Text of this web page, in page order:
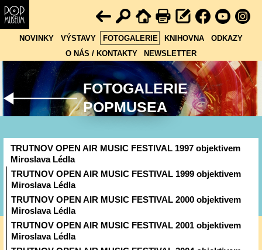
NOVINKY VÝSTAVY FOTOGALERIE KNIHOVNA
ODKAZY
O NÁS / KONTAKTY
NEWSLETTER
FOTOGALERIE
POPMUSEA
TRUTNOV OPEN AIR MUSIC FESTIVAL 1997 objektivem
Miroslava Lédla
TRUTNOV OPEN AIR MUSIC FESTIVAL 1999 objektivem
Miroslava Lédla
TRUTNOV OPEN AIR MUSIC FESTIVAL 2000 objektivem
Miroslava Lédla
TRUTNOV OPEN AIR MUSIC FESTIVAL 2001 objektivem
Miroslava Lédla